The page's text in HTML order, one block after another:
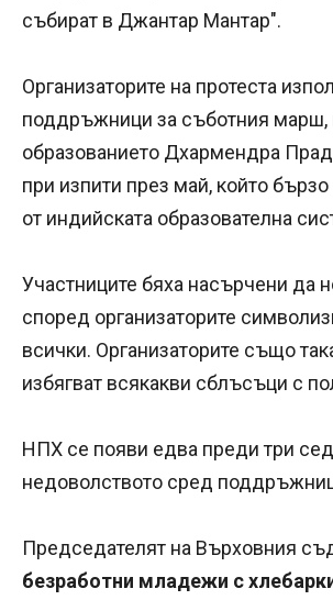
събират в Джантар Мантар".
Организаторите на протеста
поддръжници за съботния марш,
образованието Дхармендра
при изпити през май, който
от индийската образователна
Участниците бяха насърчени да
според организаторите
всички. Организаторите също
избягват всякакви сблъсъци с
НПХ се появи едва преди три
недоволството сред
Председателят на Върховния
безработни младежи с